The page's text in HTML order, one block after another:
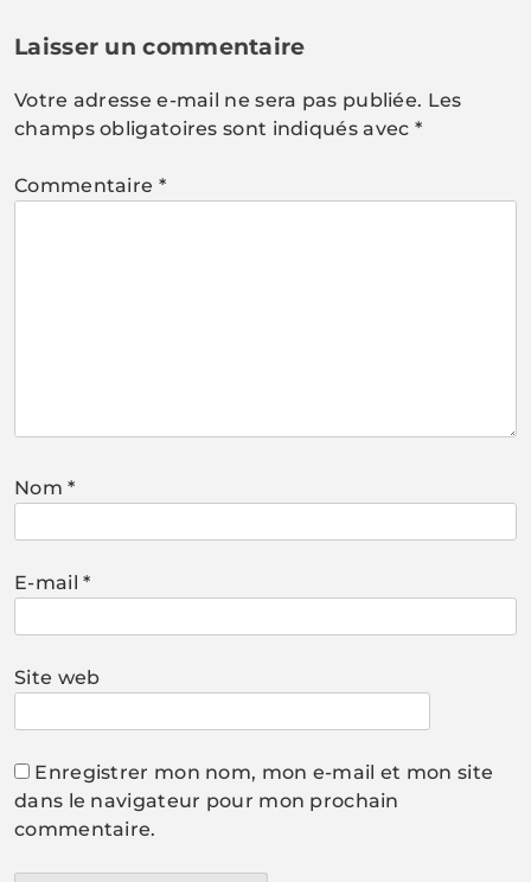
Laisser un commentaire
Votre adresse e-mail ne sera pas publiée. Les
champs obligatoires sont indiqués avec *
Commentaire *
Nom*
E-mail*
Site web
Enregistrer mon nom, mon e-mail et mon site
dans le navigateur pour mon prochain
commentaire.